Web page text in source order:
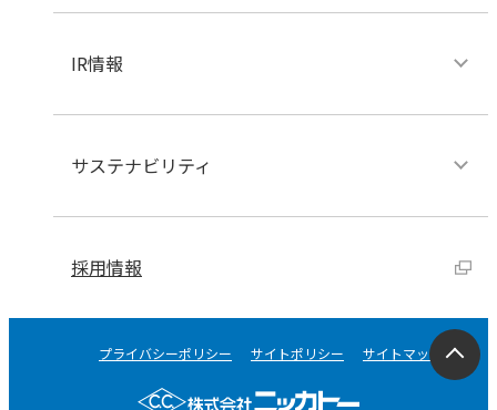
IR情報
サステナビリティ
採用情報
プライバシーポリシー サイトポリシー サイトマップ